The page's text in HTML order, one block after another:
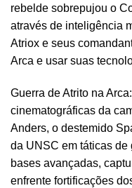
rebelde sobrepujou o
através de inteligência
Atriox e seus
Arca e usar suas
Guerra de Atrito na
cinematográficas da
Anders, o destemido
da UNSC em táticas
bases avançadas,
enfrente fortificações